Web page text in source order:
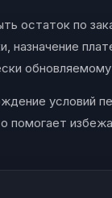
остаток по
условий
помогает